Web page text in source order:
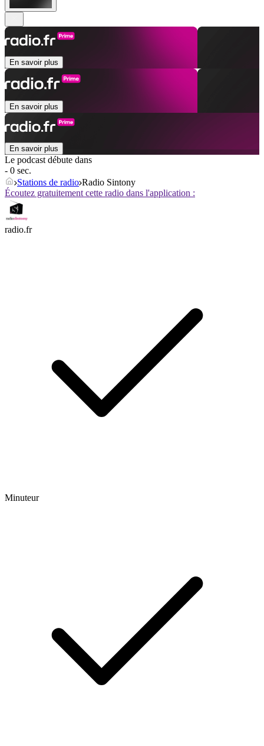
En savoir plus
En savoir plus
En savoir plus
Le podcast débute dans
- 0 sec.
Stations de radio Radio Sintony
Écoutez gratuitement cette radio dans l'application :
radio.fr
Minuteur